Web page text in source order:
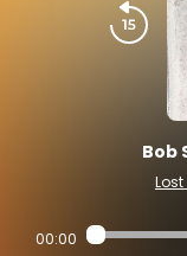
Bob
00:00